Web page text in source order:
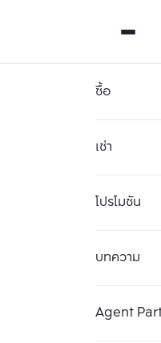
ซื้อ
เช่า
โปรโมชัน
บทความ
Agent